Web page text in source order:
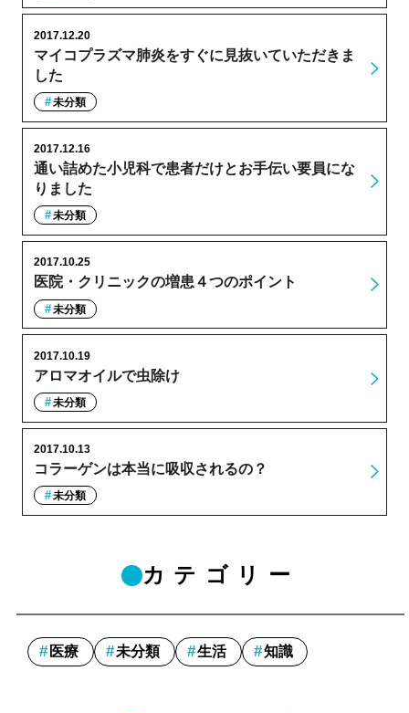
マイコプラズマ肺炎をすぐに見抜いていただきま
した
2017.12.20
未分類
通い詰めた小児科で患者だけとお手伝い要員にな
りました
2017.12.16
未分類
医院・クリニックの増患４つのポイント
2017.10.25
未分類
アロマオイルで虫除け
2017.10.19
未分類
コラーゲンは本当に吸収されるの？
2017.10.13
未分類
カテゴリー
医療 未分類 生活 知識